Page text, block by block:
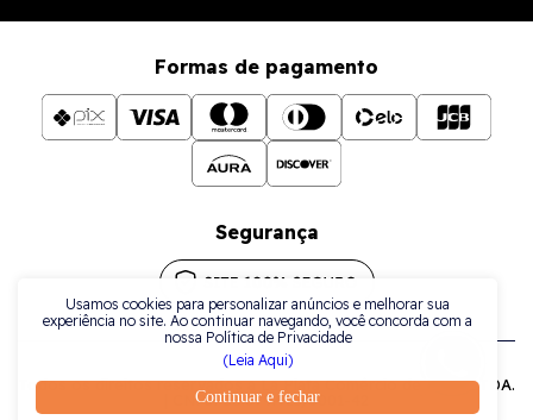
Continuar e fechar
Usamos cookies para personalizar anúncios e melhorar sua
experiência no site. Ao continuar navegando, você concorda com a
nossa Política de Privacidade
(Leia Aqui)
Formas de pagamento
Segurança
Todos os direitos reservados a La Plata Comércio de Joias LTDA.
| CNPJ: 38.079.925/0001-42